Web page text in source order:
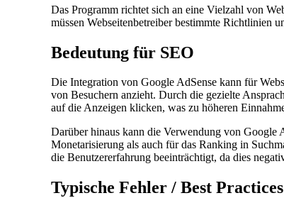
Das Programm richtet sich an eine Vielzahl von
müssen Webseitenbetreiber bestimmte Richtlinien
Bedeutung für SEO
Die Integration von Google AdSense kann für
von Besuchern anzieht. Durch die gezielte
auf die Anzeigen klicken, was zu höheren
Darüber hinaus kann die Verwendung von Google
Monetarisierung als auch für das Ranking in
die Benutzererfahrung beeinträchtigt, da dies
Typische Fehler / Best Practices